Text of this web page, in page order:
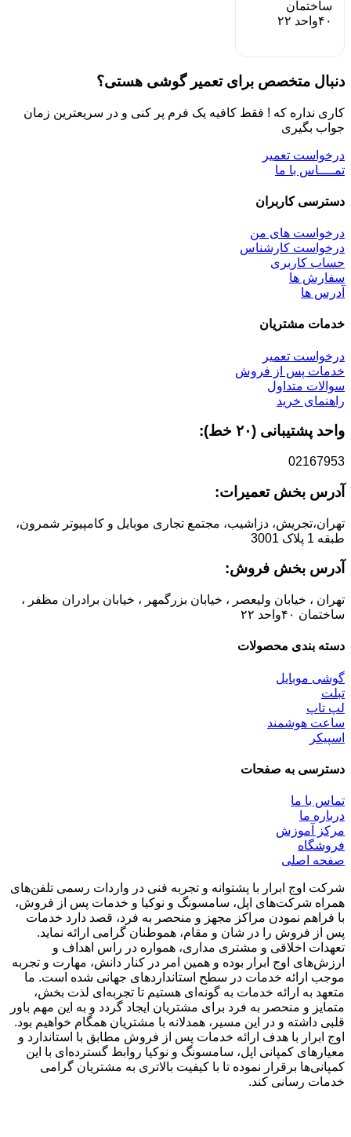
ساختمان
۴۰واحد ۲۲
دنبال متخصص برای تعمیر گوشی هستی؟
کاری نداره که ! فقط کافیه یک فرم پر کنی و در سریعترین زمان
جواب بگیری
درخواست تعمیر
تمــــاس با ما
دسترسی کاربران
درخواست های من
درخواست کارشناس
حساب کاربری
سفارش ها
آدرس ها
خدمات مشتریان
درخواست تعمیر
خدمات پس از فروش
سوالات متداول
راهنمای خرید
واحد پشتیبانی (۲۰ خط):
02167953
آدرس بخش تعمیرات:
تهران،تجریش، دزاشیب، مجتمع تجاری موبایل و کامپیوتر شمرون،
طبقه 1 پلاک 3001
آدرس بخش فروش:
تهران ، خیابان ولیعصر ، خیابان بزرگمهر ، خیابان برادران مظفر ،
ساختمان ۴۰واحد ۲۲
دسته بندی محصولات
گوشی موبایل
تبلت
لپ تاپ
ساعت هوشمند
اسپیکر
دسترسی به صفحات
تماس با ما
درباره ما
مرکز آموزش
فروشگاه
صفحه اصلی
شرکت اوج ابرار با پشتوانه و تجربه فنی در واردات رسمی تلفن‌های
همراه شرکت‌های اپل، سامسونگ و نوکیا و خدمات پس از فروش،
با فراهم نمودن مراکز مجهز و منحصر به فرد، قصد دارد خدمات
پس از فروش را در شان و مقام، هموطنان گرامی ارائه نماید.
تعهدات اخلاقی و مشتری مداری، همواره در راس اهداف و
ارزش‌های اوج ابرار بوده و همین امر در کنار دانش، مهارت و تجربه
موجب ارائه خدمات در سطح استاندارد‌های جهانی شده است. ما
متعهد به ارائه خدمات به گونه‌ای هستیم تا تجربه‌ای لذت بخش،
متمایز و منحصر به فرد برای مشتریان ایجاد گردد و به این مهم باور
قلبی داشته و در این مسیر، همدلانه با مشتریان همگام خواهیم بود.
اوج ابرار با هدف ارائه خدمات پس از فروش مطابق با استاندارد و
معیارهای کمپانی اپل، سامسونگ و نوکیا روابط گسترده‌ای با این
کمپانی‌ها برقرار نموده تا با کیفیت بالاتری به مشتریان گرامی
خدمات رسانی کند.